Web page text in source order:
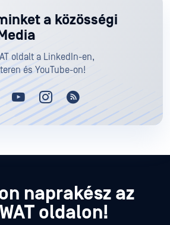
a közösségi
oldalt a LinkedIn-en,
és YouTube-on!
naprakész az
oldalon!